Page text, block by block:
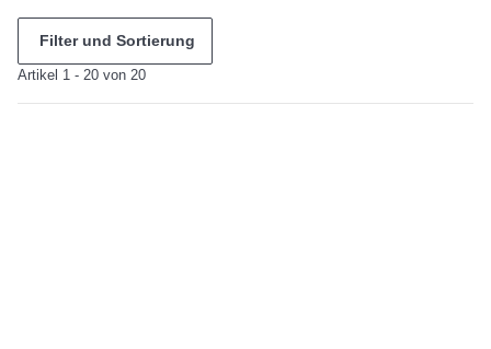
Filter und Sortierung
Artikel 1 - 20 von 20